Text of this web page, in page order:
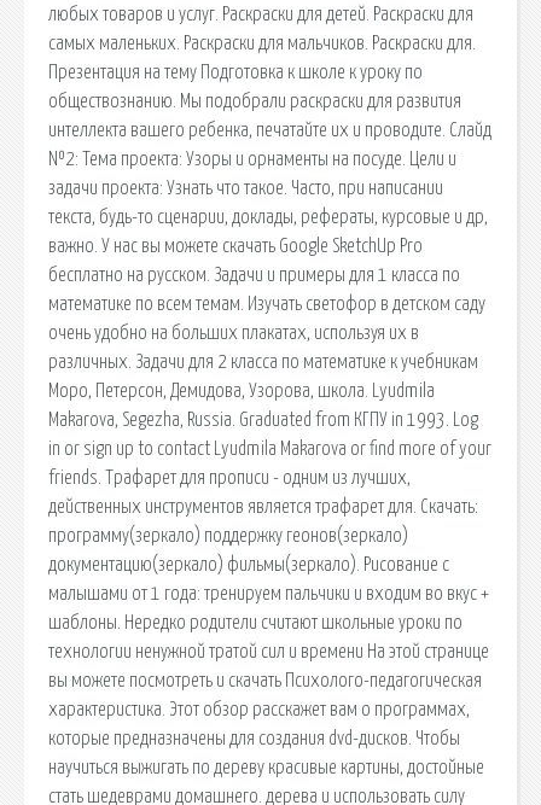
любых товаров и услуг. Раскраски для детей. Раскраски для
самых маленьких. Раскраски для мальчиков. Раскраски для.
Презентация на тему Подготовка к школе к уроку по
обществознанию. Мы подобрали раскраски для развития
интеллекта вашего ребенка, печатайте их и проводите. Слайд
№2: Тема проекта: Узоры и орнаменты на посуде. Цели и
задачи проекта: Узнать что такое. Часто, при написании
текста, будь-то сценарии, доклады, рефераты, курсовые и др,
важно. У нас вы можете скачать Google SketchUp Pro
бесплатно на русском. Задачи и примеры для 1 класса по
математике по всем темам. Изучать светофор в детском саду
очень удобно на больших плакатах, используя их в
различных. Задачи для 2 класса по математике к учебникам
Моро, Петерсон, Демидова, Узорова, школа. Lyudmila
Makarova, Segezha, Russia. Graduated from КГПУ in 1993. Log
in or sign up to contact Lyudmila Makarova or find more of your
friends. Трафарет для прописи - одним из лучших,
действенных инструментов является трафарет для. Скачать:
программу(зеркало) поддержку геонов(зеркало)
документацию(зеркало) фильмы(зеркало). Рисование с
малышами от 1 года: тренируем пальчики и входим во вкус +
шаблоны. Нередко родители считают школьные уроки по
технологии ненужной тратой сил и времени На этой странице
вы можете посмотреть и скачать Психолого-педагогическая
характеристика. Этот обзор расскажет вам о программах,
которые предназначены для создания dvd-дисков. Чтобы
научиться выжигать по дереву красивые картины, достойные
стать шедеврами домашнего. дерева и использовать силу